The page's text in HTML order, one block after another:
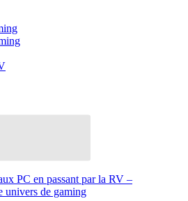
PC en passant par la RV –
univers de gaming